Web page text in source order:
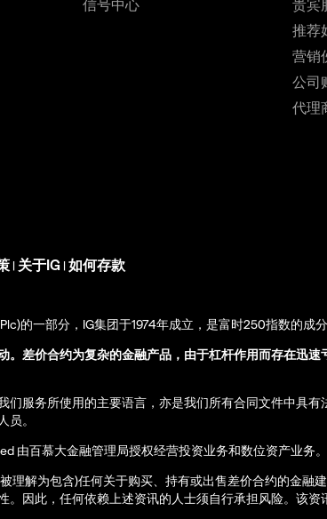
信号中心
贵宾
推荐
营销
公司
代理
| 关于IG | 如何存款
的一部分，IG集团于1974年成立，是富时250指数的成分
差价合约为复杂的金融产品，由于杠杆作用而存在迅
服务所使用的主要语言，亦是我们所有合同文件中具有
。
由百慕大金融管理局授权经营投资业务和数位资产业务。
理解为包含)任何关于购买、持有或出售差价合约的金融
因此，任何依赖上述资讯的人士须自行承担风险。该